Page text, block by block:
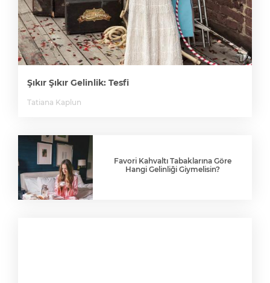
Şıkır Şıkır Gelinlik: Tesfi
Tatiana Kaplun
Favori Kahvaltı Tabaklarına Göre
Hangi Gelinliği Giymelisin?